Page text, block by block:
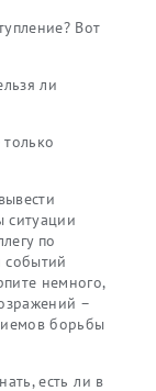
Вот
ли
ситуации
по
событий
немного,
–
борьбы
есть ли в